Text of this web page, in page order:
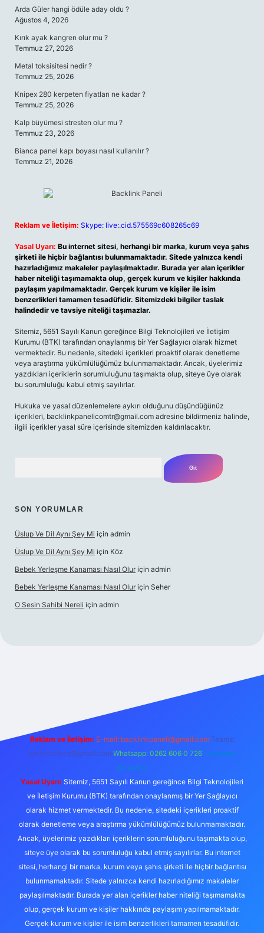
Arda Güler hangi ödüle aday oldu ?
Ağustos 4, 2026
Kırık ayak kangren olur mu ?
Temmuz 27, 2026
Metal toksisitesi nedir ?
Temmuz 25, 2026
Knipex 280 kerpeten fiyatları ne kadar ?
Temmuz 25, 2026
Kalp büyümesi stresten olur mu ?
Temmuz 23, 2026
Bianca panel kapı boyası nasıl kullanılır ?
Temmuz 21, 2026
Reklam ve İletişim: Skype: live:.cid.575569c608265c69
Yasal Uyarı: Bu internet sitesi, herhangi bir marka, kurum veya şahıs
şirketi ile hiçbir bağlantısı bulunmamaktadır. Sitede yalnızca kendi
hazırladığımız makaleler paylaşılmaktadır. Burada yer alan içerikler
haber niteliği taşımamakta olup, gerçek kurum ve kişiler hakkında
paylaşım yapılmamaktadır. Gerçek kurum ve kişiler ile isim
benzerlikleri tamamen tesadüfidir. Sitemizdeki bilgiler taslak
halindedir ve tavsiye niteliği taşımazlar.
Sitemiz, 5651 Sayılı Kanun gereğince Bilgi Teknolojileri ve İletişim
Kurumu (BTK) tarafından onaylanmış bir Yer Sağlayıcı olarak hizmet
vermektedir. Bu nedenle, sitedeki içerikleri proaktif olarak denetleme
veya araştırma yükümlülüğümüz bulunmamaktadır. Ancak, üyelerimiz
yazdıkları içeriklerin sorumluluğunu taşımakta olup, siteye üye olarak
bu sorumluluğu kabul etmiş sayılırlar.
Hukuka ve yasal düzenlemelere aykırı olduğunu düşündüğünüz
içerikleri, backlinkpanelicomtr@gmail.com adresine bildirmeniz halinde,
ilgili içerikler yasal süre içerisinde sitemizden kaldırılacaktır.
SON YORUMLAR
Üslup Ve Dil Aynı Şey Mi için admin
Üslup Ve Dil Aynı Şey Mi için Köz
Bebek Yerleşme Kanaması Nasıl Olur için admin
Bebek Yerleşme Kanaması Nasıl Olur için Seher
O Sesin Sahibi Nereli için admin
Reklam ve İletişim: E-mail: backlinkpaneli@gmail.com Teams:
forumhizmeti@gmail.com Whatsapp: 0262 606 0 726 Telegram:
@karabul
Yasal Uyarı: Sitemiz, 5651 Sayılı Kanun gereğince Bilgi Teknolojileri
ve İletişim Kurumu (BTK) tarafından onaylanmış bir Yer Sağlayıcı
olarak hizmet vermektedir. Bu nedenle, sitedeki içerikleri proaktif
olarak denetleme veya araştırma yükümlülüğümüz bulunmamaktadır.
Ancak, üyelerimiz yazdıkları içeriklerin sorumluluğunu taşımakta olup,
siteye üye olarak bu sorumluluğu kabul etmiş sayılırlar. Bu internet
sitesi, herhangi bir marka, kurum veya şahıs şirketi ile hiçbir bağlantısı
bulunmamaktadır. Sitede yalnızca kendi hazırladığımız makaleler
paylaşılmaktadır. Burada yer alan içerikler haber niteliği taşımamakta
olup, gerçek kurum ve kişiler hakkında paylaşım yapılmamaktadır.
Gerçek kurum ve kişiler ile isim benzerlikleri tamamen tesadüfidir.